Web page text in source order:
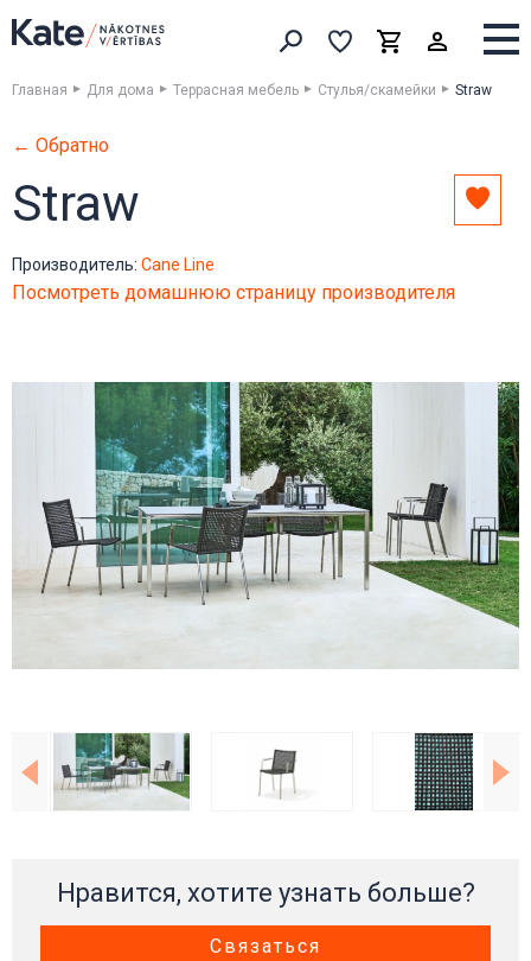
Искать товары
ВыборкаКорзинаВыборка
Главная Для дома Террасная мебель Стулья/скамейки Straw
← Обратно
Straw
Производитель: Cane Line
Посмотреть домашнюю страницу производителя
Нравится, хотите узнать больше?
Связаться